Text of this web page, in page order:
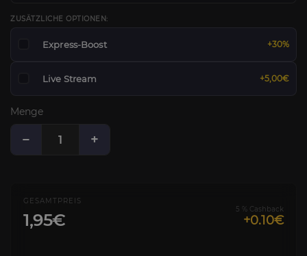
ZUSÄTZLICHE OPTIONEN:
Express-Boost +30%
Live Stream +5,00€
Menge
− +
GESAMTPREIS
1,95€
5 % Cashback
+0.10€